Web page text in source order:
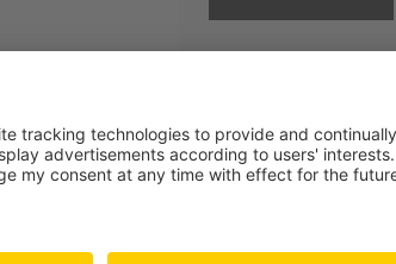
Jetzt Ihr